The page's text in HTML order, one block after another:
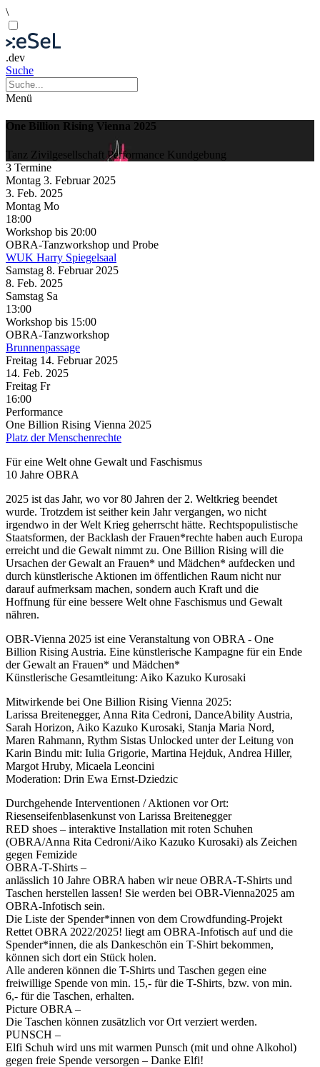
\
.dev
Suche
Menü
One Billion Rising Vienna 2025
Tanz Zivilgesellschaft Performance Kundgebung
3 Termine
Montag 3. Februar 2025
3. Feb. 2025
Montag Mo
18:00
Workshop bis 20:00
OBRA-Tanzworkshop und Probe
WUK Harry Spiegelsaal
Samstag 8. Februar 2025
8. Feb. 2025
Samstag Sa
13:00
Workshop bis 15:00
OBRA-Tanzworkshop
Brunnenpassage
Freitag 14. Februar 2025
14. Feb. 2025
Freitag Fr
16:00
Performance
One Billion Rising Vienna 2025
Platz der Menschenrechte
Für eine Welt ohne Gewalt und Faschismus
10 Jahre OBRA
2025 ist das Jahr, wo vor 80 Jahren der 2. Weltkrieg beendet
wurde. Trotzdem ist seither kein Jahr vergangen, wo nicht
irgendwo in der Welt Krieg geherrscht hätte. Rechtspopulistische
Staatsformen, der Backlash der Frauen*rechte haben auch Europa
erreicht und die Gewalt nimmt zu. One Billion Rising will die
Ursachen der Gewalt an Frauen* und Mädchen* aufdecken und
durch künstlerische Aktionen im öffentlichen Raum nicht nur
darauf aufmerksam machen, sondern auch Kraft und die
Hoffnung für eine bessere Welt ohne Faschismus und Gewalt
nähren.
OBR-Vienna 2025 ist eine Veranstaltung von OBRA - One
Billion Rising Austria. Eine künstlerische Kampagne für ein Ende
der Gewalt an Frauen* und Mädchen*
Künstlerische Gesamtleitung: Aiko Kazuko Kurosaki
Mitwirkende bei One Billion Rising Vienna 2025:
Larissa Breitenegger, Anna Rita Cedroni, DanceAbility Austria,
Sarah Horizon, Aiko Kazuko Kurosaki, Stanja Maria Nord,
Maren Rahmann, Rythm Sistas Unlocked unter der Leitung von
Karin Bindu mit: Iulia Grigorie, Martina Hejduk, Andrea Hiller,
Margot Hruby, Micaela Leoncini
Moderation: Drin Ewa Ernst-Dziedzic
Durchgehende Interventionen / Aktionen vor Ort:
Riesenseifenblasenkunst von Larissa Breitenegger
RED shoes – interaktive Installation mit roten Schuhen
(OBRA/Anna Rita Cedroni/Aiko Kazuko Kurosaki) als Zeichen
gegen Femizide
OBRA-T-Shirts –
anlässlich 10 Jahre OBRA haben wir neue OBRA-T-Shirts und
Taschen herstellen lassen! Sie werden bei OBR-Vienna2025 am
OBRA-Infotisch sein.
Die Liste der Spender*innen von dem Crowdfunding-Projekt
Rettet OBRA 2022/2025! liegt am OBRA-Infotisch auf und die
Spender*innen, die als Dankeschön ein T-Shirt bekommen,
können sich dort ein Stück holen.
Alle anderen können die T-Shirts und Taschen gegen eine
freiwillige Spende von min. 15,- für die T-Shirts, bzw. von min.
6,- für die Taschen, erhalten.
Picture OBRA –
Die Taschen können zusätzlich vor Ort verziert werden.
PUNSCH –
Elfi Schuh wird uns mit warmen Punsch (mit und ohne Alkohol)
gegen freie Spende versorgen – Danke Elfi!